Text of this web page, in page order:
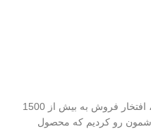
، با بیش از800 تا محصول، افتخار فروش به بیش از 1500
رو کردیم که محصول